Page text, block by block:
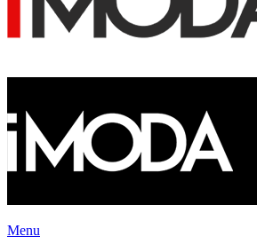
Menu